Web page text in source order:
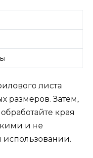
листа
размеров. Затем,
края
и не